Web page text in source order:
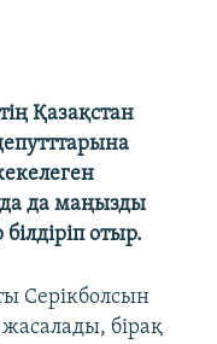
Қазақстан
да маңызды
отыр.
Серікболсын
бірақ